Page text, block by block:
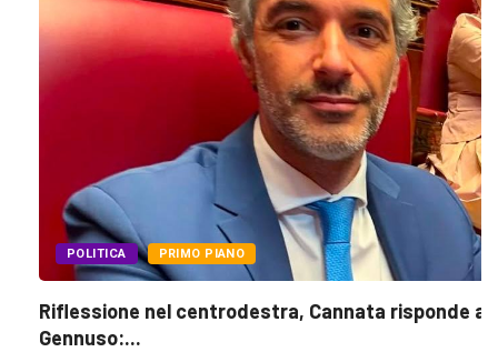
POLITICA PRIMO PIANO
Riflessione nel centrodestra, Cannata risponde a
Gennuso:...